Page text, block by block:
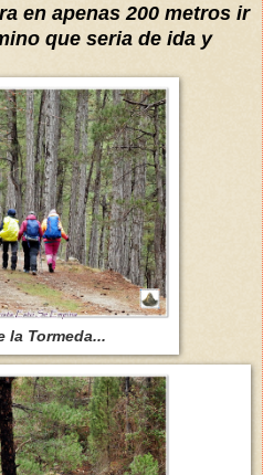
en apenas 200 metros ir
que seria de ida y
la Tormeda...